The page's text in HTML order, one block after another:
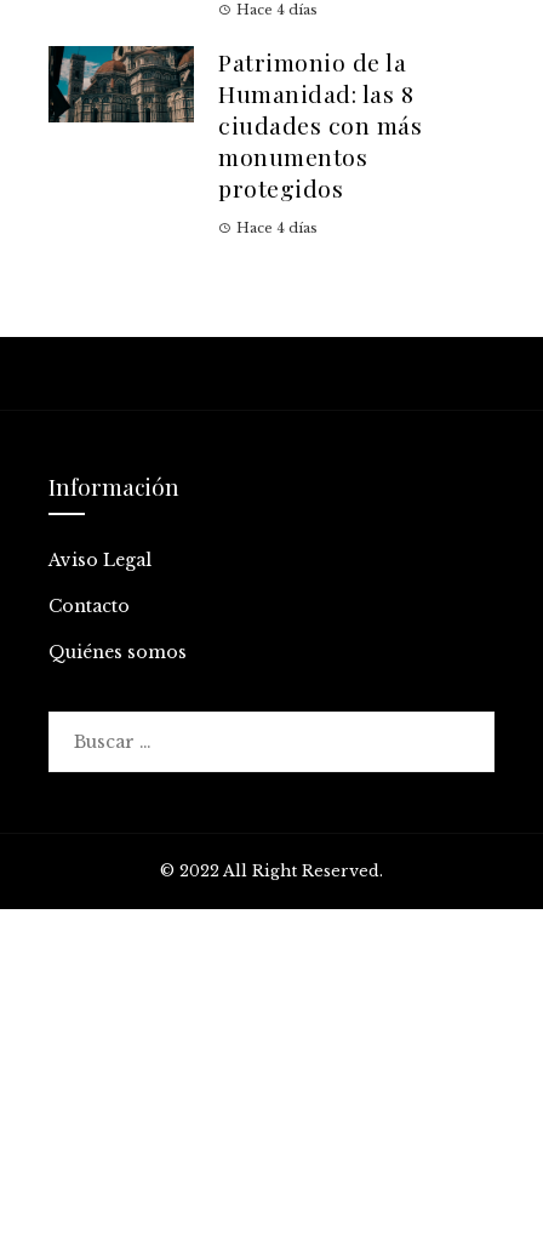
Hace 4 días
Patrimonio de la
Humanidad: las 8
ciudades con más
monumentos
protegidos
Hace 4 días
Información
Aviso Legal
Contacto
Quiénes somos
© 2022 All Right Reserved.